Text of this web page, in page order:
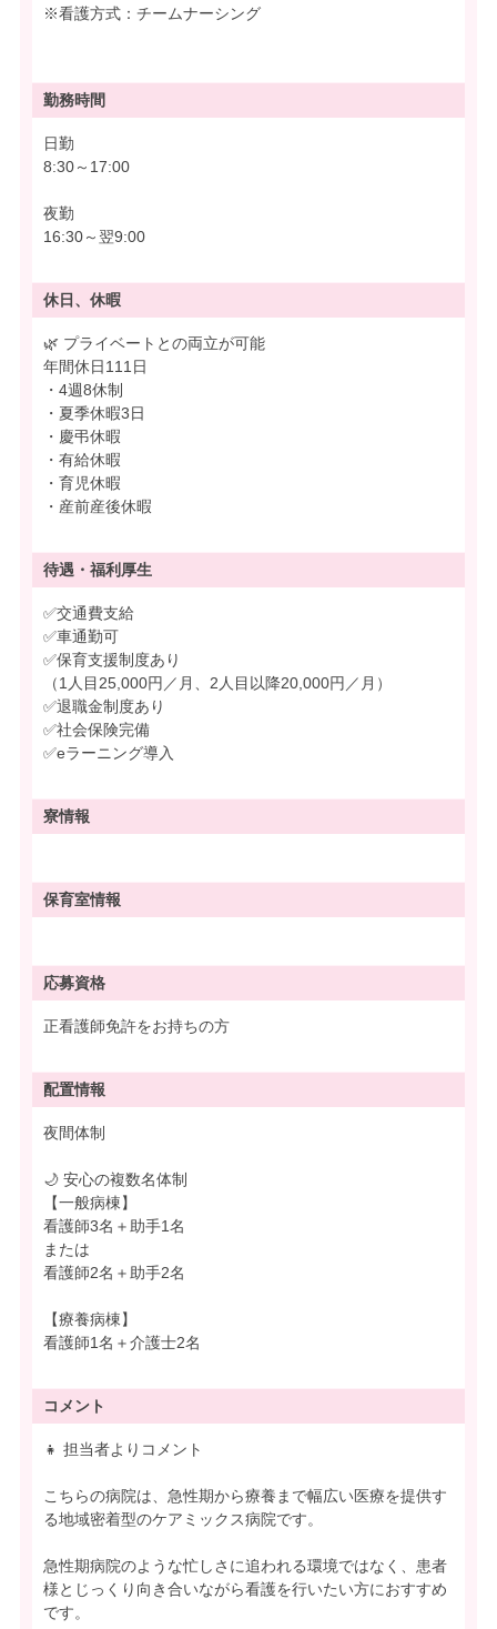
※看護方式：チームナーシング
勤務時間
日勤
8:30～17:00
夜勤
16:30～翌9:00
休日、休暇
🌿 プライベートとの両立が可能
年間休日111日
・4週8休制
・夏季休暇3日
・慶弔休暇
・有給休暇
・育児休暇
・産前産後休暇
待遇・ 福利厚生
✅交通費支給
✅車通勤可
✅保育支援制度あり
（1人目25,000円／月、2人目以降20,000円／月）
✅退職金制度あり
✅社会保険完備
✅eラーニング導入
寮情報
保育室情報
応募資格
正看護師免許をお持ちの方
配置情報
夜間体制
🌙 安心の複数名体制
【一般病棟】
看護師3名＋助手1名
または
看護師2名＋助手2名
【療養病棟】
看護師1名＋介護士2名
コメント
👧 担当者よりコメント
こちらの病院は、急性期から療養まで幅広い医療を提供す
る地域密着型のケアミックス病院です。
急性期病院のような忙しさに追われる環境ではなく、患者
様とじっくり向き合いながら看護を行いたい方におすすめ
です。